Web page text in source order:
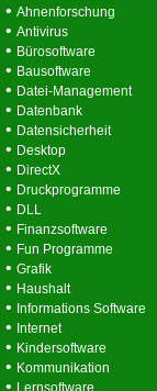
• Ahnenforschung
• Antivirus
• Bürosoftware
• Bausoftware
• Datei-Management
• Datenbank
• Datensicherheit
• Desktop
• DirectX
• Druckprogramme
• DLL
• Finanzsoftware
• Fun Programme
• Grafik
• Haushalt
• Informations Software
• Internet
• Kindersoftware
• Kommunikation
• Lernsoftware